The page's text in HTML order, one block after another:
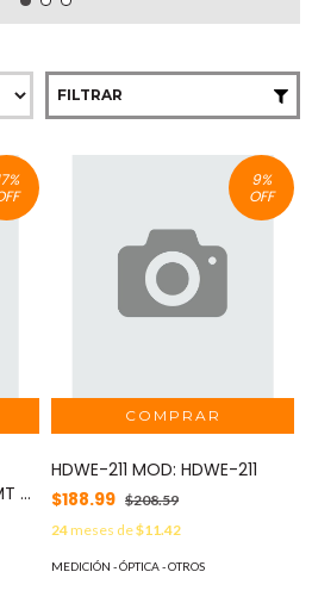
FILTRAR
%
2
9%
OFF
HDWE-211 MOD: HDWE-211
$188.99 $208.59
24meses de$11.42
MEDICIÓN - ÓPTICA - OTROS